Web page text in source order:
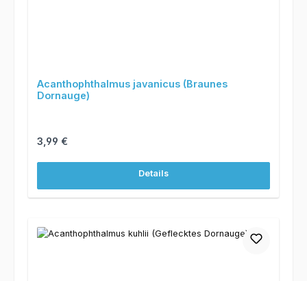
Acanthophthalmus javanicus (Braunes
Dornauge)
Regulärer Preis:
3,99 €
Details